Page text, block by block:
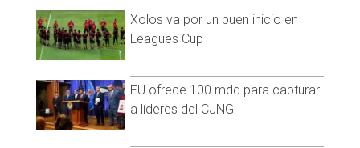
Xolos va por un buen inicio en
Leagues Cup
EU ofrece 100 mdd para capturar
a líderes del CJNG